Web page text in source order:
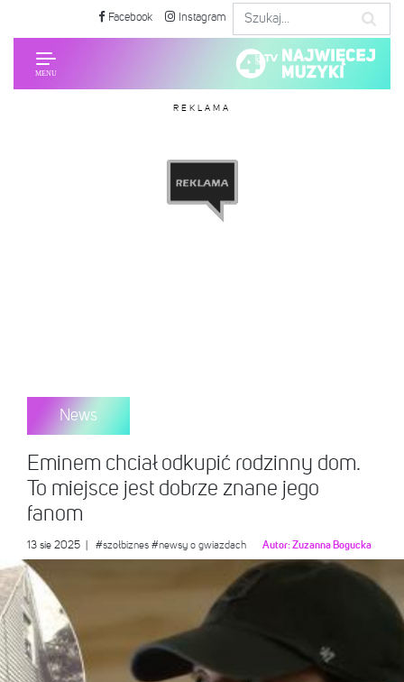
Facebook Instagram
REKLAMA
News
Eminem chciał odkupić rodzinny dom.
To miejsce jest dobrze znane jego
fanom
13 sie 2025 #szołbiznes #newsy o gwiazdach Autor:Zuzanna Bogucka